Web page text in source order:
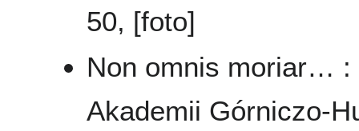
50, [foto]
Non omnis moriar… :
Akademii Górniczo-